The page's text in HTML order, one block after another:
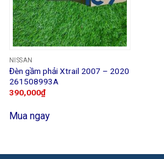
NISSAN
Đèn gầm phải Xtrail 2007 – 2020
261508993A
390,000₫
Mua ngay